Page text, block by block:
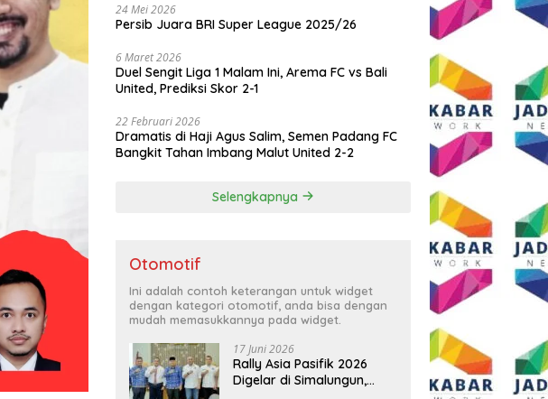
24 Mei 2026
Persib Juara BRI Super League 2025/26
6 Maret 2026
Duel Sengit Liga 1 Malam Ini, Arema FC vs Bali
United, Prediksi Skor 2-1
22 Februari 2026
Dramatis di Haji Agus Salim, Semen Padang FC
Bangkit Tahan Imbang Malut United 2-2
Selengkapnya
Otomotif
Ini adalah contoh keterangan untuk widget
dengan kategori otomotif, anda bisa dengan
mudah memasukkannya pada widget.
17 Juni 2026
Rally Asia Pasifik 2026
Digelar di Simalungun,